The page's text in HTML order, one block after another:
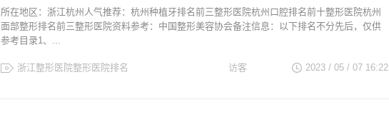
所在地区：浙江杭州人气推荐：杭州种植牙排名前三整形医院杭州口腔排名前十整形医院杭州
面部整形排名前三整形医院资料参考：中国整形美容协会备注信息：以下排名不分先后，仅供
参考目录1、...
浙江整形医院整形医院排名
2023 / 05 / 07 16:22
访客